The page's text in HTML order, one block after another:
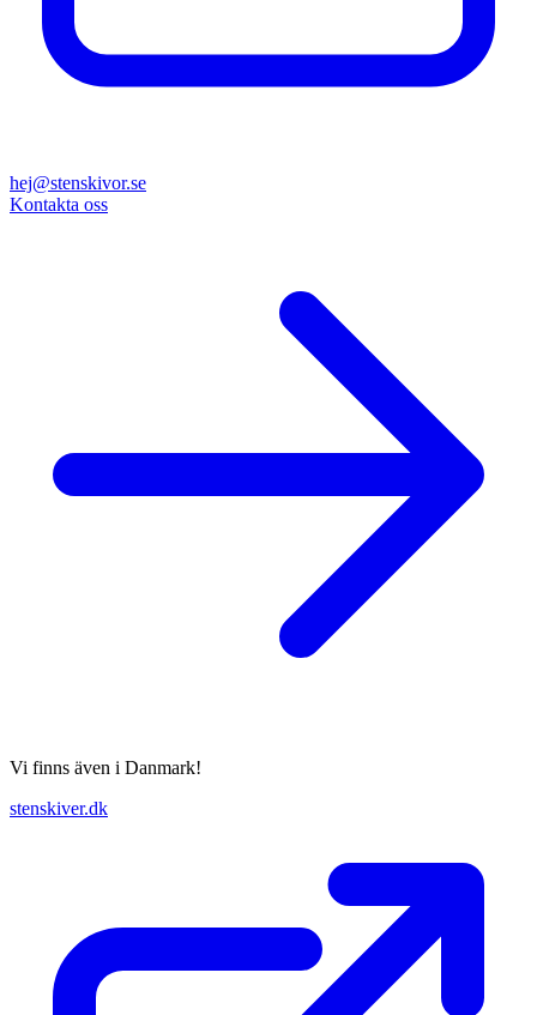
hej@stenskivor.se
Kontakta oss
Vi finns även i Danmark!
stenskiver.dk